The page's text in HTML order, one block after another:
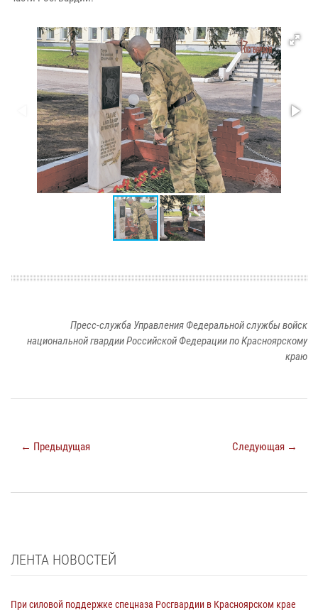
Пресс-служба Управления Федеральной службы войск
национальной гвардии Российской Федерации по Красноярскому
краю
← Предыдущая Следующая →
ЛЕНТА НОВОСТЕЙ
При силовой поддержке спецназа Росгвардии в Красноярском крае